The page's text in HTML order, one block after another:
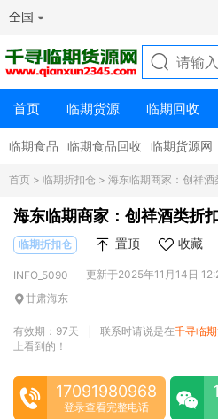
全国
首页 临期货源 临期回收
临期食品 临期食品回收 临期货源网
首页 > 临期折扣仓 > 海东临期商家：创祥酒
海东临期商家：创祥酒类折
临期折扣仓 置顶 收藏
INFO_5090 更新于2025年11月14日
甘肃海东
有效期：97天 联系时请说是在千寻临
上看到的！
17091980968
登录查看完整电话